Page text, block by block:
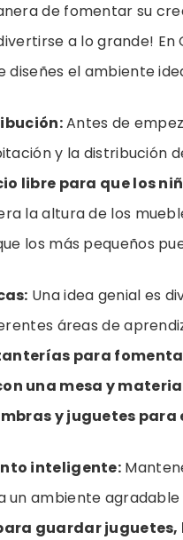
de fomentar su
a lo grande!
diseñes el ambiente
Antes de
y la distribución
libre para que los
la altura de los
los más pequeños
Una idea genial es
áreas de
para
una mesa y
y juguetes
inteligente:
un ambiente agradable
guardar